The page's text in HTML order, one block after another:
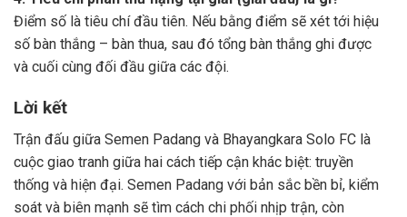
Điểm số là tiêu chí đầu tiên. Nếu bằng điểm sẽ xét tới hiệu
số bàn thắng – bàn thua, sau đó tổng bàn thắng ghi được
và cuối cùng đối đầu giữa các đội.
Lời kết
Trận đấu giữa Semen Padang và Bhayangkara Solo FC là
cuộc giao tranh giữa hai cách tiếp cận khác biệt: truyền
thống và hiện đại. Semen Padang với bản sắc bền bỉ, kiểm
soát và biên mạnh sẽ tìm cách chi phối nhịp trận, còn